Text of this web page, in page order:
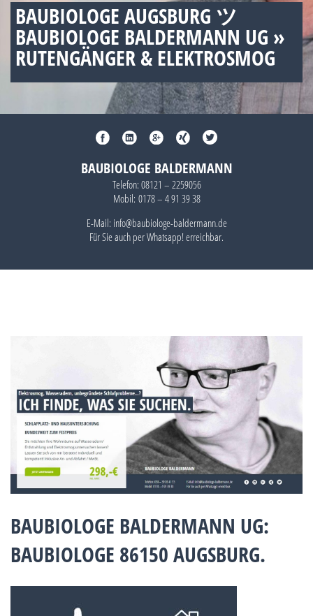
BAUBIOLOGE AUGSBURG ツ
BAUBIOLOGE BALDERMANN UG »
RUTENGÄNGER & ELEKTROSMOG
BAUBIOLOGE BALDERMANN
Telefon: 08121 – 2259056
Mobil: 0178 – 4 91 39 38
E-Mail: info@baubiologe-baldermann.de
Für Sie auch perWhatsapp!erreichbar.
BAUBIOLOGE BALDERMANN UG:
BAUBIOLOGE 86150 AUGSBURG.